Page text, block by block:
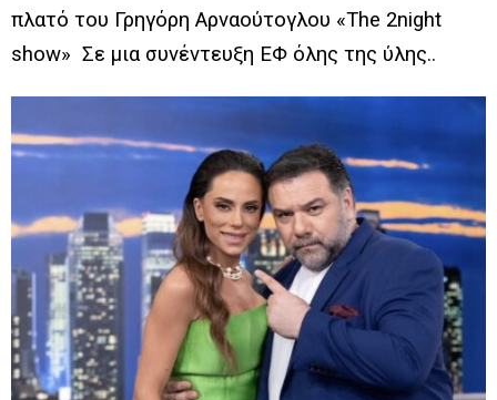
πλατό του Γρηγόρη Αρναούτογλου «The 2night
show» Σε μια συνέντευξη ΕΦ όλης της ύλης..